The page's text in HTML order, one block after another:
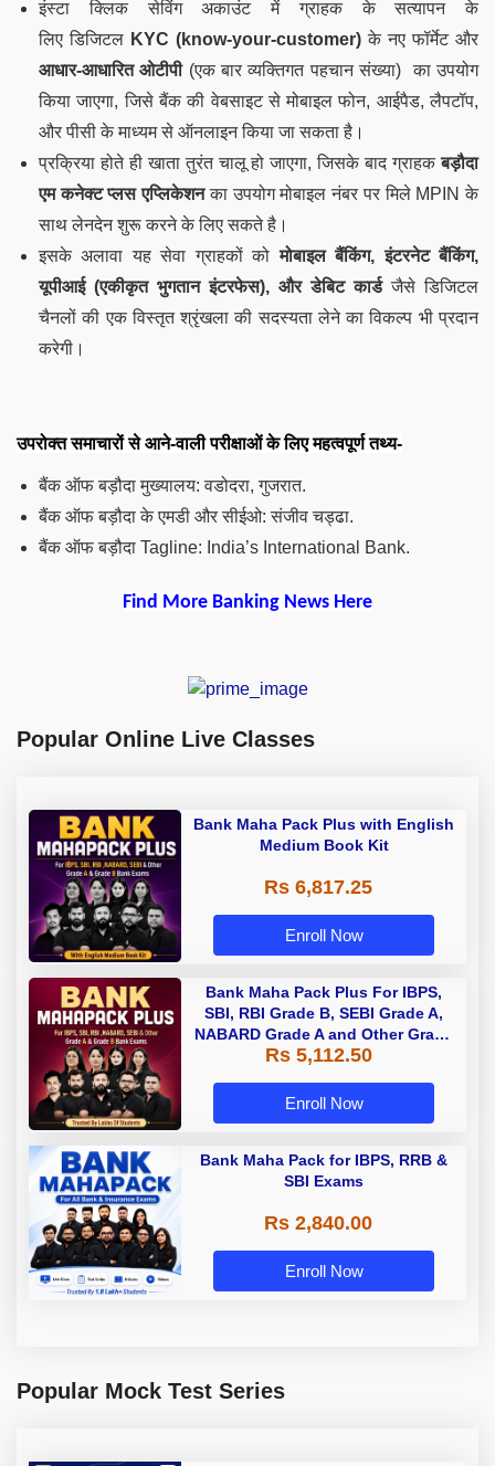
इंस्टा क्लिक सेविंग अकाउंट में ग्राहक के सत्यापन के
लिए डिजिटल KYC (know-your-customer)के नए फॉर्मेटऔर
आधार-आधारित ओटीपी(एक बार व्यक्तिगत पहचान संख्या) का उपयोग
किया जाएगा, जिसे बैंक की वेबसाइट से मोबाइल फोन, आईपैड, लैपटॉप,
और पीसीके माध्यम से ऑनलाइन किया जा सकता है।
प्रक्रिया होते ही खाता तुरंत चालू हो जाएगा, जिसके बाद ग्राहकबड़ौदा
एम कनेक्ट प्लस एप्लिकेशनका उपयोग मोबाइल नंबर पर मिले MPIN के
साथ लेनदेन शुरू करने के लिए सकते है।
इसके अलावा यह सेवा ग्राहकों कोमोबाइल बैंकिंग, इंटरनेट बैंकिंग,
यूपीआई (एकीकृत भुगतान इंटरफेस), और डेबिट कार्डजैसे डिजिटल
चैनलों की एक विस्तृत श्रृंखला की सदस्यता लेने का विकल्प भी प्रदान
करेगी।
उपरोक्त समाचारों से आने-वाली परीक्षाओं के लिए महत्वपूर्ण तथ्य-
बैंक ऑफ बड़ौदा मुख्यालय: वडोदरा, गुजरात.
बैंक ऑफ बड़ौदा के एमडी और सीईओ: संजीव चड्ढा.
बैंक ऑफ बड़ौदा Tagline: India’s International Bank.
Find More Banking News Here
Popular Online Live Classes
Bank Maha Pack Plus with English
Medium Book Kit
Rs 6,817.25
Enroll Now
Bank Maha Pack Plus For IBPS,
SBI, RBI Grade B, SEBI Grade A,
NABARD Grade A and Other Grade
A & Grade B Bank Exams
Rs 5,112.50
Enroll Now
Bank Maha Pack for IBPS, RRB &
SBI Exams
Rs 2,840.00
Enroll Now
Popular Mock Test Series